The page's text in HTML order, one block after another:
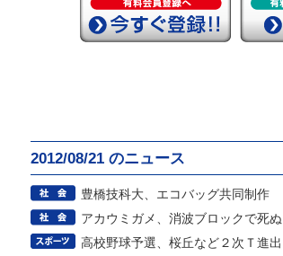
2012/08/21 のニュース
豊橋技科大、エコバッグ共同制作
アカウミガメ、消波ブロックで死ぬ
高校野球予選、桜丘など２次Ｔ進出